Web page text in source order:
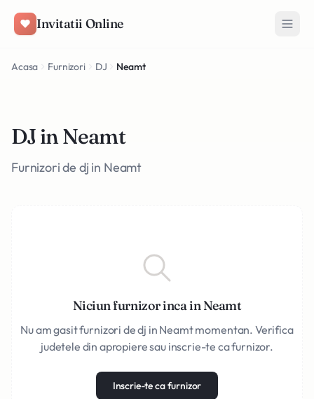
Invitatii Online
Acasa Furnizori DJ Neamt
DJ in Neamt
Furnizori de dj in Neamt
Niciun furnizor inca in Neamt
Nu am gasit furnizori de dj in Neamt momentan. Verifica
judetele din apropiere sau inscrie-te ca furnizor.
Inscrie-te ca furnizor